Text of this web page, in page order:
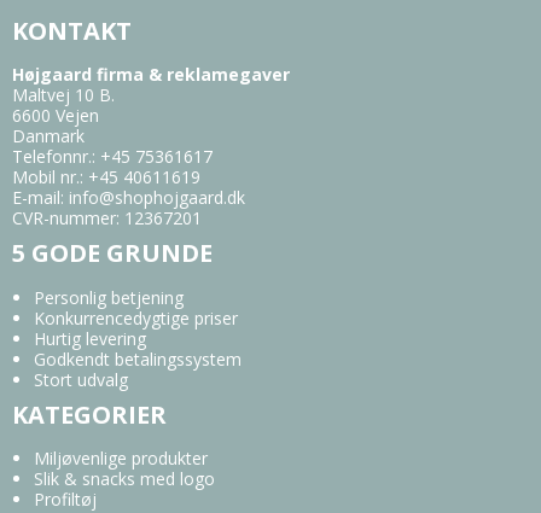
KONTAKT
Højgaard firma & reklamegaver
Maltvej 10 B.
6600 Vejen
Danmark
Telefonnr.: +45 75361617
Mobil nr.: +45 40611619
E-mail: info@shophojgaard.dk
CVR-nummer: 12367201
5 GODE GRUNDE
Personlig betjening
Konkurrencedygtige priser
Hurtig levering
Godkendt betalingssystem
Stort udvalg
KATEGORIER
Miljøvenlige produkter
Slik & snacks med logo
Profiltøj